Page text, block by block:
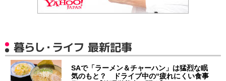
暮らし・ライフ 最新記事
SAで「ラーメン＆チャーハン」は猛烈な眠
気のもと？ ドライブ中の“疲れにくい食事